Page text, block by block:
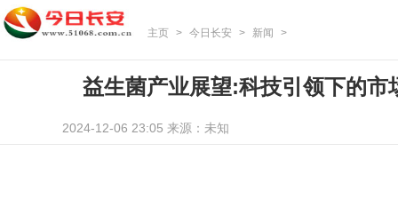
主页 > 今日长安 > 新闻 >
益生菌产业展望:科技引领下的市
2024-12-06 23:05 来源：未知